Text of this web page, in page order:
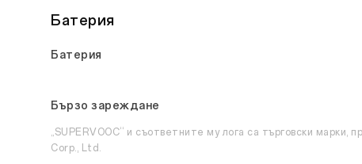
Батерия
Батерия
Бързо зареждане
„SUPERVOOC“ и съответните му лога са търговски
Corp., Ltd.